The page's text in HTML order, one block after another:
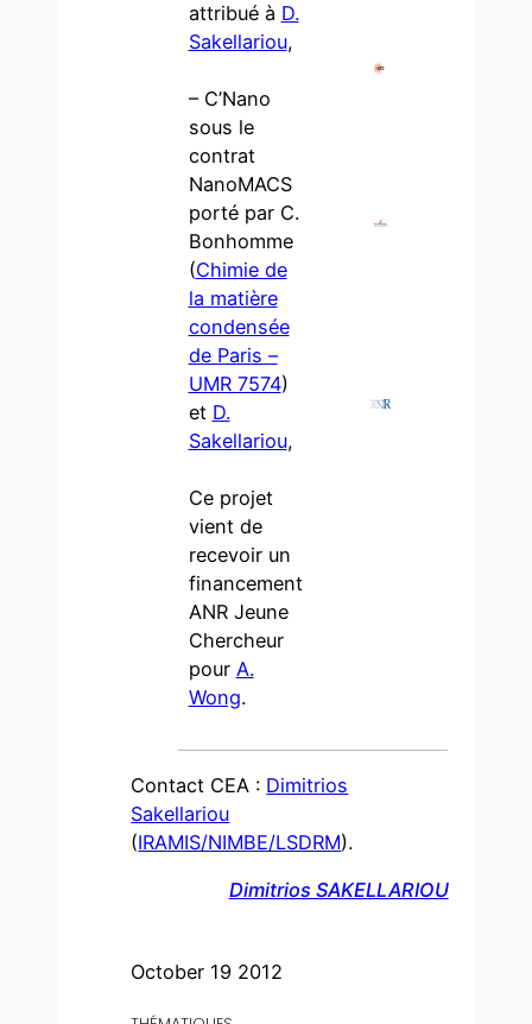
October 19 2012
attribué à D.
Sakellariou,
– C’Nano
sous le
contrat
NanoMACS
porté par C.
Bonhomme
(Chimie de
la matière
condensée
de Paris –
UMR 7574)
et D.
Sakellariou,
Ce projet
vient de
recevoir un
financement
ANR Jeune
Chercheur
pour A.
Wong.
Contact CEA : Dimitrios
Sakellariou
(IRAMIS/NIMBE/LSDRM).
Dimitrios SAKELLARIOU